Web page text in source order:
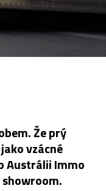
Že prý
vzácné
Austrálii Immo